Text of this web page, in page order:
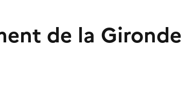
de la Gironde